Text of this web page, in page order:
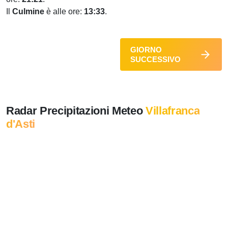
Culmine è alle ore: 13:33.
GIORNO
SUCCESSIVO
Radar Precipitazioni MeteoVillafranca
d'Asti